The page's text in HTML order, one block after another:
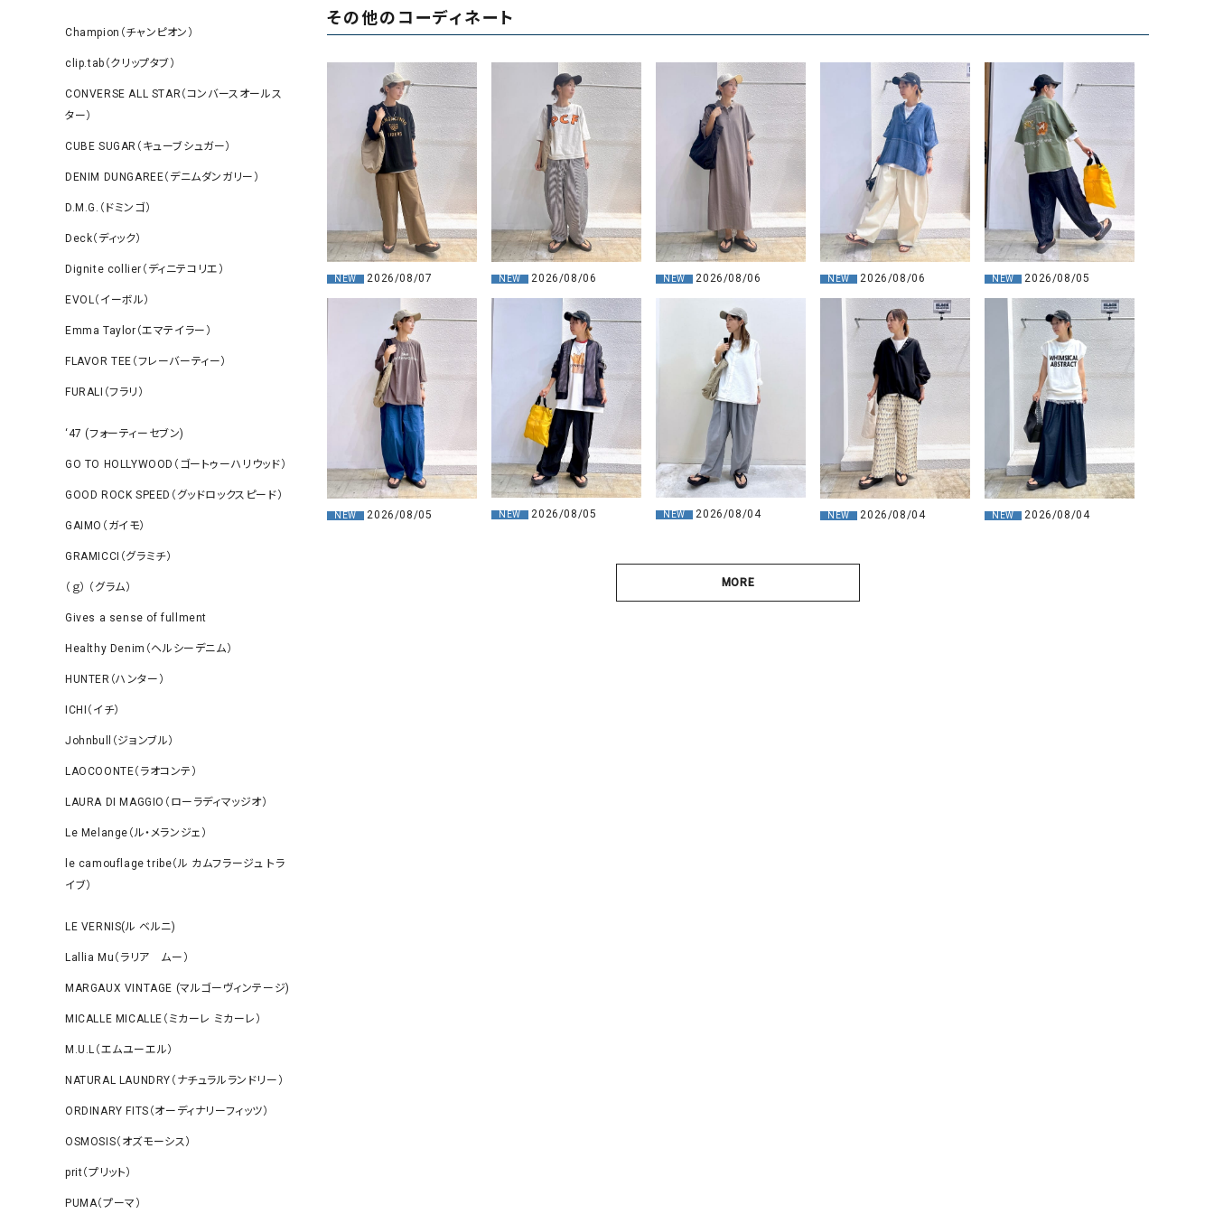
Champion（チャンピオン）
clip.tab（クリップタブ）
CONVERSE ALL STAR（コンバースオールス
ター）
CUBE SUGAR（キューブシュガー）
DENIM DUNGAREE（デニムダンガリー）
D.M.G.（ドミンゴ）
Deck（ディック）
Dignite collier（ディニテコリエ）
EVOL（イーボル）
Emma Taylor（エマテイラー）
FLAVOR TEE（フレーバーティー）
FURALI（フラリ）
‘47 (フォーティーセブン)
GO TO HOLLYWOOD（ゴートゥーハリウッド）
GOOD ROCK SPEED（グッドロックスピード）
GAIMO（ガイモ）
GRAMICCI（グラミチ）
（ｇ） （グラム）
Gives a sense of fullment
Healthy Denim（ヘルシーデニム）
HUNTER（ハンター）
ICHI（イチ）
Johnbull（ジョンブル）
LAOCOONTE（ラオコンテ）
LAURA DI MAGGIO（ローラディマッジオ）
Le Melange（ル・メランジェ）
le camouflage tribe（ル カムフラージュ トラ
イブ）
LE VERNIS(ル ベルニ)
Lallia Mu（ラリア ムー）
MARGAUX VINTAGE (マルゴーヴィンテージ)
MICALLE MICALLE（ミカーレ ミカーレ）
M.U.L（エムユーエル）
NATURAL LAUNDRY（ナチュラルランドリー）
ORDINARY FITS（オーディナリーフィッツ）
OSMOSIS（オズモーシス）
prit（プリット）
PUMA（プーマ）
その他のコーディネート
NEW 2026/08/07 NEW 2026/08/06 NEW 2026/08/06 NEW 2026/08/06 NEW 2026/08/05
NEW 2026/08/05 NEW 2026/08/05 NEW 2026/08/04 NEW 2026/08/04 NEW 2026/08/04
MORE